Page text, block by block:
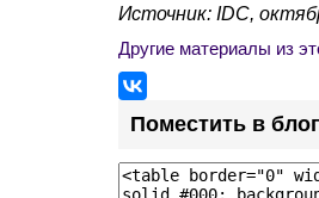
Источник: IDC,
Другие материалы из
Поместить в блог